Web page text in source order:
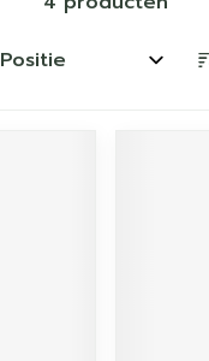
Sorteer op: